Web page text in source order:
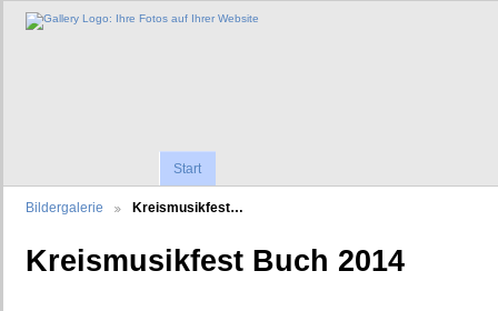
Start
Bildergalerie Kreismusikfest…
Kreismusikfest Buch 2014